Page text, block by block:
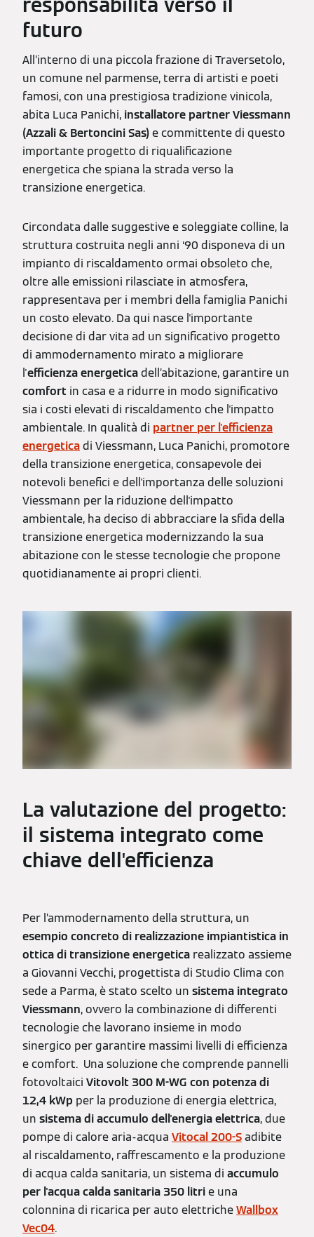
futuro
All’interno di una piccola frazione di Traversetolo,
un comune nel parmense, terra di artisti e poeti
famosi, con una prestigiosa tradizione vinicola,
abita Luca Panichi, installatore partner Viessmann
(Azzali & Bertoncini Sas)e committente di questo
importante progetto di riqualificazione
energetica che spiana la strada verso la
transizione energetica.
Circondata dalle suggestive e soleggiate colline, la
struttura costruita negli anni ‘90 disponeva di un
impianto di riscaldamento ormai obsoleto che,
oltre alle emissioni rilasciate in atmosfera,
rappresentava per i membri della famiglia Panichi
un costo elevato. Da qui nasce l'importante
decisione di dar vita ad un significativo progetto
di ammodernamento mirato a migliorare
l'efficienza energeticadell’abitazione, garantire un
comfort in casa e a ridurre in modo significativo
sia i costi elevati di riscaldamento che l'impatto
ambientale. In qualità di partner per l'efficienza
energeticadi Viessmann, Luca Panichi, promotore
della transizione energetica, consapevole dei
notevoli benefici e dell'importanza delle soluzioni
Viessmann per la riduzione dell'impatto
ambientale, ha deciso di abbracciare la sfida della
transizione energetica modernizzando la sua
abitazione con le stesse tecnologie che propone
quotidianamente ai propri clienti.
La valutazione del progetto:
il sistema integrato come
chiave dell'efficienza
Per l’ammodernamento della struttura, un
esempio concreto di realizzazione impiantistica in
ottica di transizione energetica realizzato assieme
a Giovanni Vecchi, progettista di Studio Clima con
sede a Parma, è stato scelto un sistema integrato
Viessmann, ovvero la combinazione di differenti
tecnologie che lavorano insieme in modo
sinergico per garantire massimi livelli di efficienza
e comfort. Una soluzione che comprende pannelli
fotovoltaici Vitovolt 300 M-WG con potenza di
12,4 kWp per la produzione di energia elettrica,
un sistema di accumulo dell'energia elettrica, due
pompe di calore aria-acqua Vitocal 200-Sadibite
al riscaldamento, raffrescamento e la produzione
di acqua calda sanitaria, un sistema di accumulo
per l'acqua calda sanitaria 350 litrie una
colonnina di ricarica per auto elettricheWallbox
Vec04.